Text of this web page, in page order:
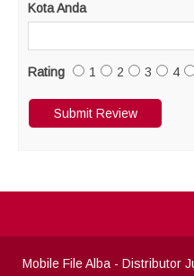
Kota Anda
Rating 1 2 3 4
Mobile File Alba- Distributor